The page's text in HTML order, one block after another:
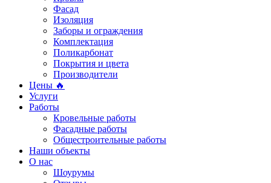
Фасад
Изоляция
Заборы и ограждения
Комплектация
Поликарбонат
Покрытия и цвета
Производители
Цены 🔥
Услуги
Работы
Кровельные работы
Фасадные работы
Общестроительные работы
Наши объекты
О нас
Шоурумы